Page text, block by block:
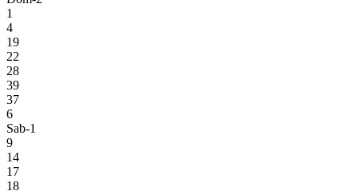
1
4
19
22
28
39
37
6
Sab-1
9
14
17
18